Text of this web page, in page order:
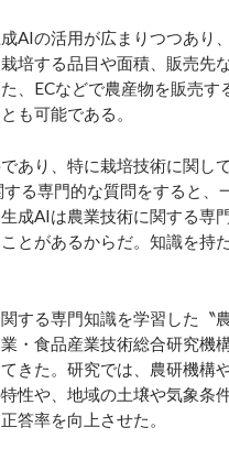
AIの活用が広まりつつあり
培する品目や面積、販売先
、ECなどで農産物を販売
も可能である。
あり、特に栽培技術に関し
る専門的な質問をすると
成AIは農業技術に関する専
とがあるからだ。知識を持
する専門知識を学習した〝
・食品産業技術総合研究機
きた。研究では、農研機構
性や、地域の土壌や気象条
答率を向上させた。